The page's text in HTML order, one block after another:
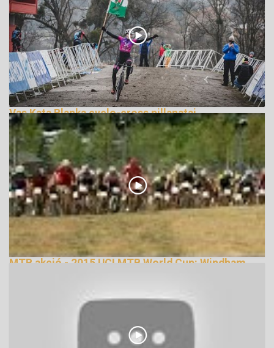
Vas Kata Blanka cyclo-cross pillanatai
276168 Nézetek
MTB akció - 2015 UCI MTB World Cup: Windham